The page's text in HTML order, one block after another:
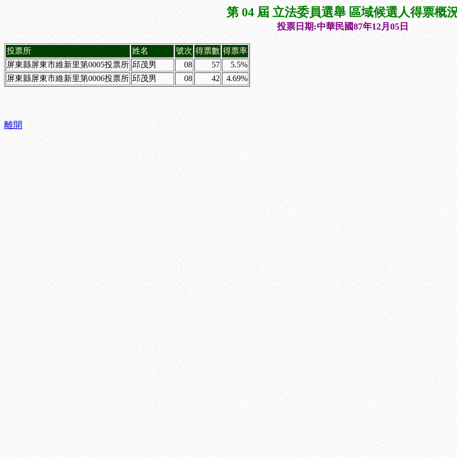
第 04 屆 立法委員選舉 區域候選人得票概
投票日期:中華民國87年12月05日
投票所 姓名 號次 得票數 得票率
屏東縣屏東市維新里第0005投票所 邱茂男 08 57
5.5%
屏東縣屏東市維新里第0006投票所 邱茂男 08 42 4.69%
離開